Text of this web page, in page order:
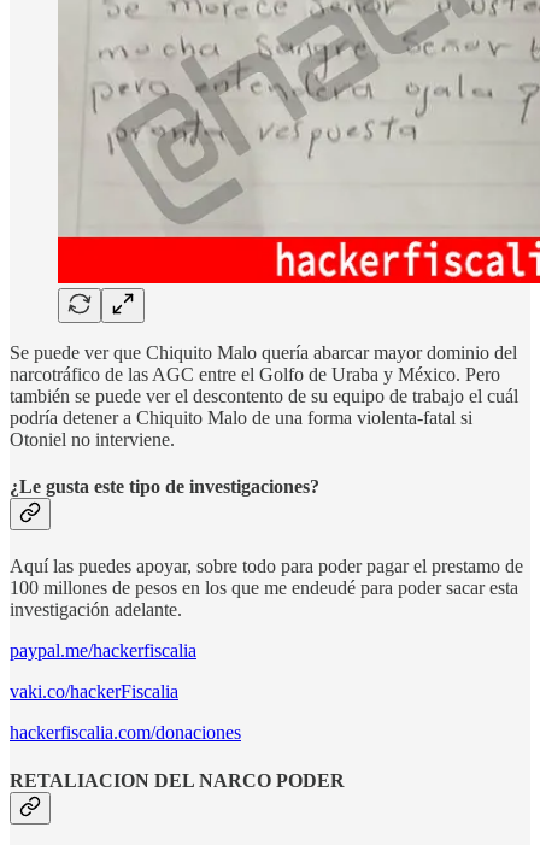
Se puede ver que Chiquito Malo quería abarcar mayor dominio del
narcotráfico de las AGC entre el Golfo de Uraba y México. Pero
también se puede ver el descontento de su equipo de trabajo el cuál
podría detener a Chiquito Malo de una forma violenta-fatal si
Otoniel no interviene.
¿Le gusta este tipo de investigaciones?
Aquí las puedes apoyar, sobre todo para poder pagar el prestamo de
100 millones de pesos en los que me endeudé para poder sacar esta
investigación adelante.
paypal.me/hackerfiscalia
vaki.co/hackerFiscalia
hackerfiscalia.com/donaciones
RETALIACION DEL NARCO PODER